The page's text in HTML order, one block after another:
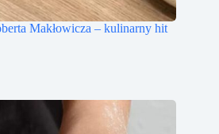
Makłowicza – kulinarny hit